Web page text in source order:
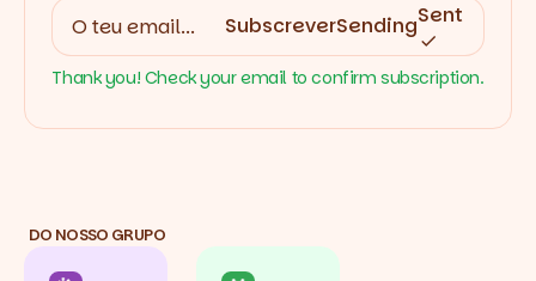
SubscreverSendingSent
Thank you! Check your email to confirm subscription.
DO NOSSO GRUPO